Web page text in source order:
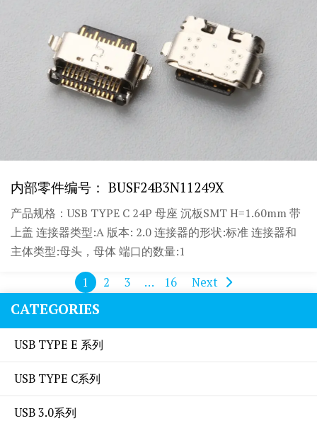
CATEGORIES
USB TYPE E 系列
USB TYPE C系列
USB 3.0系列
内部零件编号： BUSF24B3N11249X
产品规格：USB TYPE C 24P 母座 沉板SMT H=1.60mm 带
上盖 连接器类型:A 版本: 2.0 连接器的形状:标准 连接器和
主体类型:母头，母体 端口的数量:1
1
2 3 … 16 Next